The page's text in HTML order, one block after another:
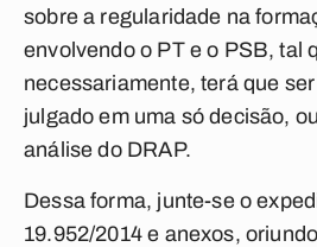
sobre a regularidade na
envolvendo o PT e o PSB, tal
necessariamente, terá que
julgado em uma só decisão,
análise do DRAP.
Dessa forma, junte-se o
19.952/2014 e anexos,